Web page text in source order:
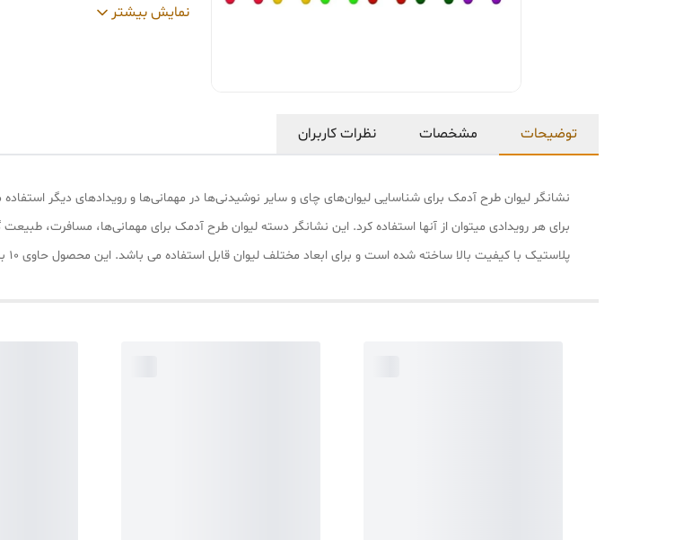
رنگ:چند رنگ
نمایش بیشتر
توضیحات مشخصات نظرات کاربران
نشانگر لیوان طرح آدمک برای شناسایی لیوان‌های چای و سایر نوشیدنی‌ها در مهمانی‌ها و رویدادهای دیگر استفاده
برای هر رویدادی میتوان از آنها استفاده کرد. این نشانگر دسته لیوان طرح آدمک برای مهمانی‌ها، مسافرت،
پلاستیک با کیفیت بالا ساخته شده‌ است و برای ابعاد مختلف لیوان قابل استفاده می باشد. این محصول حاوی 10 بسته 6 عددی (مجموعا 60 عدد) آدمک نشانگر لیوان است.